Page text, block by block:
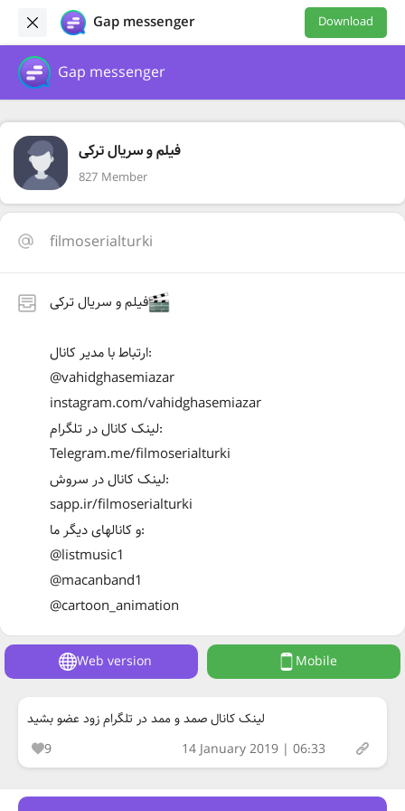
Gap messenger Download
Gap messenger
فیلم و سریال ترکی
827 Member
filmoserialturki
فیلم و سریال ترکی
ارتباط با مدیر کانال:
@vahidghasemiazar
instagram.com/vahidghasemiazar
لینک کانال در تلگرام:
Telegram.me/filmoserialturki
لینک کانال در سروش:
sapp.ir/filmoserialturki
و کانالهای دیگر ما:
@listmusic1
@macanband1
@cartoon_animation
Web version Mobile
لینک کانال صمد و ممد در تلگرام زود عضو بشید
9
14 January 2019 | 06:33